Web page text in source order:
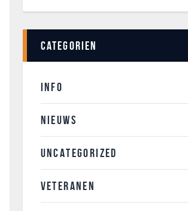
Categorien
INFO
NIEUWS
UNCATEGORIZED
VETERANEN